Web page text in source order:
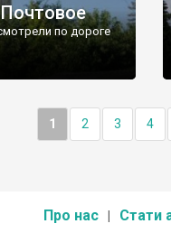
по дороге
1 2 3 4
Про нас Стати